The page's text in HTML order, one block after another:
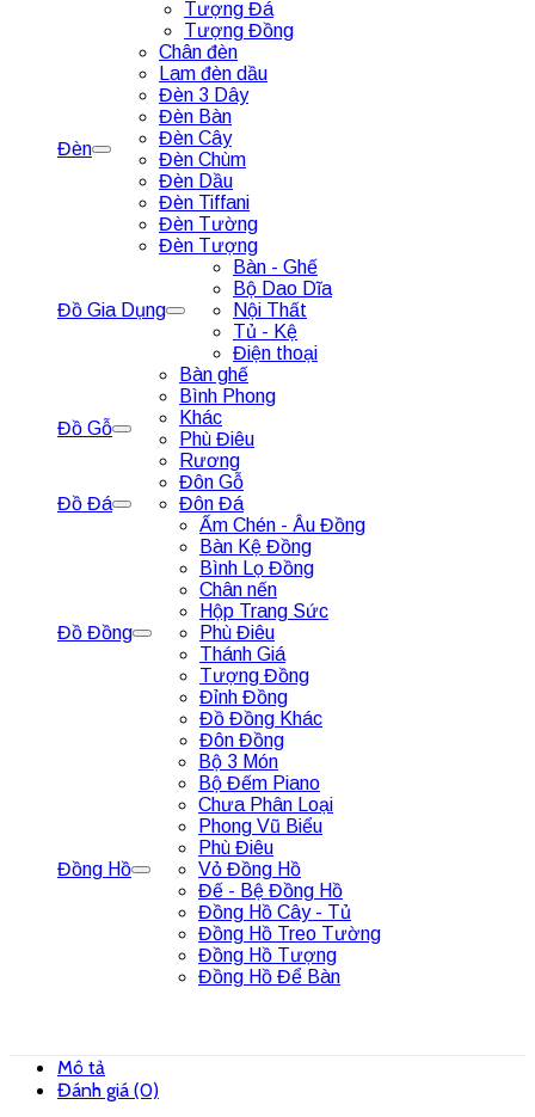
Tượng Đá
Tượng Đồng
Đèn
Chân đèn
Lam đèn dầu
Đèn 3 Dây
Đèn Bàn
Đèn Cây
Đèn Chùm
Đèn Dầu
Đèn Tiffani
Đèn Tường
Đèn Tượng
Đồ Gia Dụng
Bàn - Ghế
Bộ Dao Dĩa
Nội Thất
Tủ - Kệ
Điện thoại
Đồ Gỗ
Bàn ghế
Bình Phong
Khác
Phù Điêu
Rương
Đôn Gỗ
Đồ Đá
Đôn Đá
Đồ Đồng
Ấm Chén - Âu Đồng
Bàn Kệ Đồng
Bình Lọ Đồng
Chân nến
Hộp Trang Sức
Phù Điêu
Thánh Giá
Tượng Đồng
Đỉnh Đồng
Đồ Đồng Khác
Đôn Đồng
Đồng Hồ
Bộ 3 Món
Bộ Đếm Piano
Chưa Phân Loại
Phong Vũ Biểu
Phù Điêu
Vỏ Đồng Hồ
Đế - Bệ Đồng Hồ
Đồng Hồ Cây - Tủ
Đồng Hồ Treo Tường
Đồng Hồ Tượng
Đồng Hồ Để Bàn
Mô tả
Đánh giá (0)